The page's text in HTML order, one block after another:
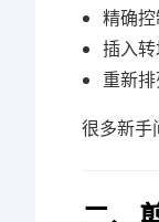
精确
插入
重新
很多新手